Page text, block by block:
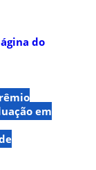
do
em